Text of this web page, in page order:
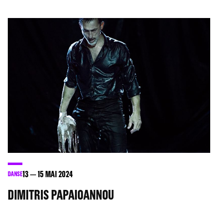
DANSE13 15MAI 2024
DIMITRIS PAPAIOANNOU